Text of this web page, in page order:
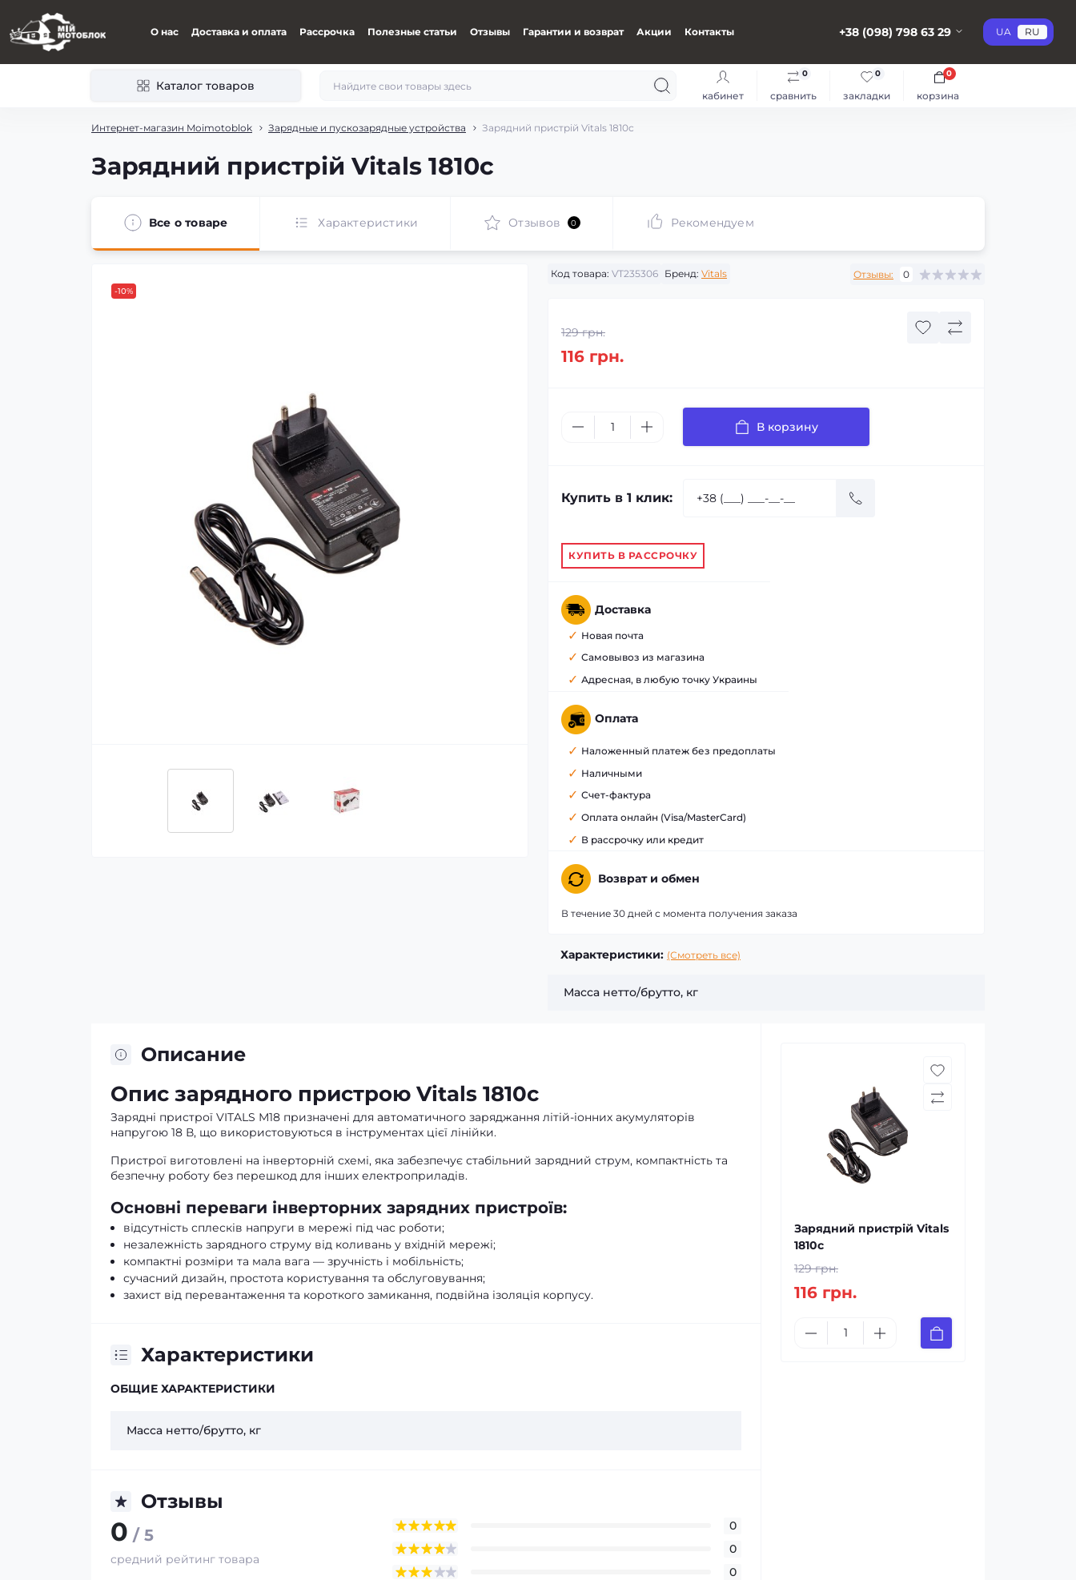
О нас Доставка и оплата Рассрочка Полезные статьи Отзывы Гарантии и возврат Акции Контакты +38 (098) 798 63 29 UA RU
Каталог товаров
кабинет сравнить
0
закладки
0
корзина
0
Интернет-магазин Moimotoblok Зарядные и пускозарядные устройства Зарядний пристрій Vitals 1810c
Зарядний пристрій Vitals 1810c
Все о товаре Характеристики Отзывов 0 Рекомендуем
-10%
Код товара: VT235306 Бренд: Vitals Отзывы: 0
129 грн.
116 грн.
В корзину
Купить в 1 клик:
КУПИТЬ В РАССРОЧКУ
Доставка
Новая почта
Самовывоз из магазина
Адресная, в любую точку Украины
Оплата
Наложенный платеж без предоплаты
Наличными
Счет-фактура
Оплата онлайн (Visa/MasterCard)
В рассрочку или кредит
Возврат и обмен
В течение 30 дней с момента получения заказа
Характеристики: (Смотреть все)
Масса нетто/брутто, кг
Описание
Опис зарядного пристрою Vitals 1810c
Зарядні пристрої VITALS М18 призначені для автоматичного заряджання літій-іонних акумуляторів
напругою 18 В, що використовуються в інструментах цієї лінійки.
Пристрої виготовлені на інверторній схемі, яка забезпечує стабільний зарядний струм, компактність та
безпечну роботу без перешкод для інших електроприладів.
Основні переваги інверторних зарядних пристроїв:
відсутність сплесків напруги в мережі під час роботи;
незалежність зарядного струму від коливань у вхідній мережі;
компактні розміри та мала вага — зручність і мобільність;
сучасний дизайн, простота користування та обслуговування;
захист від перевантаження та короткого замикання, подвійна ізоляція корпусу.
Характеристики
ОБЩИЕ ХАРАКТЕРИСТИКИ
Масса нетто/брутто, кг
Отзывы
0 / 5
средний рейтинг товара
0
0
0
Зарядний пристрій Vitals
1810c
129 грн.
116 грн.